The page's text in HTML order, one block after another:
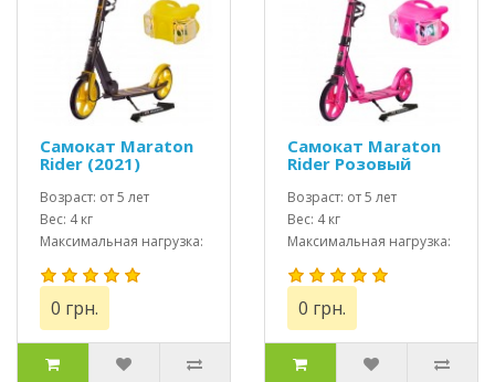
Самокат Maraton
Rider (2021)
фонарик
Возраст: от 5 лет
Вес: 4 кг
Максимальная нагрузка:
до 100 кг
0 грн.
Самокат Maraton
Rider Розовый
фонарик
Возраст: от 5 лет
Вес: 4 кг
Максимальная нагрузка:
до 100 кг
0 грн.